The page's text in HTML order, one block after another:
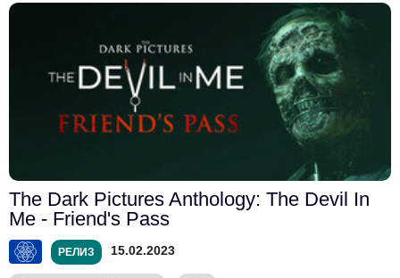
The Dark Pictures Anthology: The Devil In
Me - Friend's Pass
РЕЛИЗ 15.02.2023